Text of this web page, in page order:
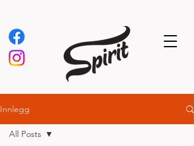
Innlegg
All Posts